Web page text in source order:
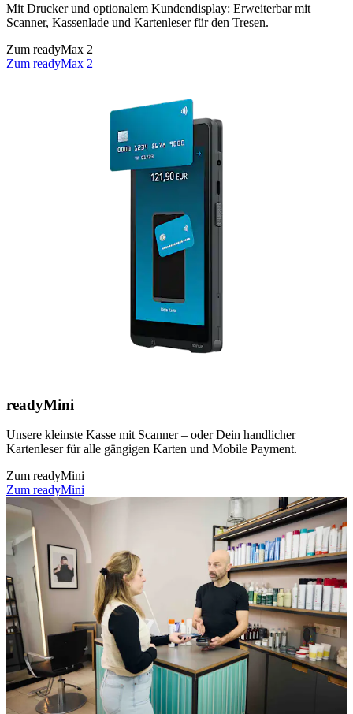
Mit Drucker und optionalem Kundendisplay: Erweiterbar mit
Scanner, Kassenlade und Kartenleser für den Tresen.
Zum readyMax 2
Zum readyMax 2
readyMini
Unsere kleinste Kasse mit Scanner – oder Dein handlicher
Kartenleser für alle gängigen Karten und Mobile Payment.
Zum readyMini
Zum readyMini